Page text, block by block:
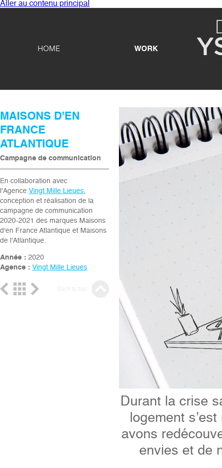
Aller au contenu principal
HOME WORK
MAISONS D'EN
FRANCE
ATLANTIQUE
Campagne de communication
En collaboration avec
l'Agence Vingt Mille Lieues,
conception et réalisation de la
campagne de communication
2020-2021 des marques Maisons
d'en France Atlantique et Maisons
de l'Atlantique.
Année : 2020
Agence : Vingt Mille Lieues
Durant la crise
logement
avons
envies et de